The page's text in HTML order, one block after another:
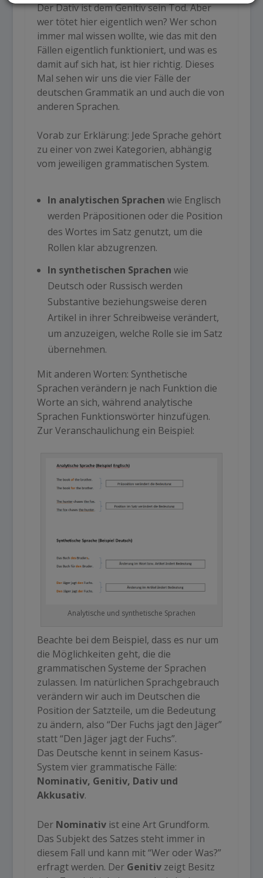
Der Dativ ist dem Genitiv sein Tod. Aber
wer tötet hier eigentlich wen? Wer schon
immer mal wissen wollte, wie das mit den
Fällen eigentlich funktioniert, und was es
damit auf sich hat, ist hier richtig. Dieses
Mal sehen wir uns die vier Fälle der
deutschen Grammatik an und auch die von
anderen Sprachen.
Vorab zur Erklärung: Jede Sprache gehört
zu einer von zwei Kategorien, abhängig
vom jeweiligen grammatischen System.
In analytischen Sprachen wie Englisch
werden Präpositionen oder die Position
des Wortes im Satz genutzt, um die
Rollen klar abzugrenzen.
In synthetischen Sprachen wie
Deutsch oder Russisch werden
Substantive beziehungsweise deren
Artikel in ihrer Schreibweise verändert,
um anzuzeigen, welche Rolle sie im Satz
übernehmen.
Mit anderen Worten: Synthetische
Sprachen verändern je nach Funktion die
Worte an sich, während analytische
Sprachen Funktionswörter hinzufügen.
Zur Veranschaulichung ein Beispiel:
Analytische und synthetische Sprachen
Beachte bei dem Beispiel, dass es nur um
die Möglichkeiten geht, die die
grammatischen Systeme der Sprachen
zulassen. Im natürlichen Sprachgebrauch
verändern wir auch im Deutschen die
Position der Satzteile, um die Bedeutung
zu ändern, also “Der Fuchs jagt den Jäger”
statt “Den Jäger jagt der Fuchs”.
Das Deutsche kennt in seinem Kasus-
System vier grammatische Fälle:
Nominativ, Genitiv, Dativ und
Akkusativ.
Der Nominativist eine Art Grundform.
Das Subjekt des Satzes steht immer in
diesem Fall und kann mit “Wer oder Was?”
erfragt werden. Der Genitivzeigt Besitz